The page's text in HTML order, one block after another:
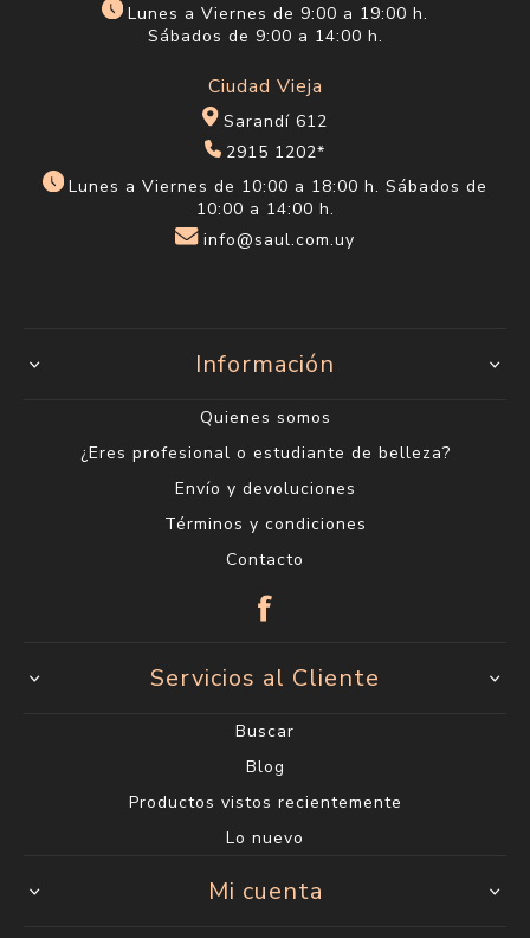
Lunes a Viernes de 9:00 a 19:00 h.
Sábados de 9:00 a 14:00 h.
Ciudad Vieja
Sarandí 612
2915 1202*
Lunes a Viernes de 10:00 a 18:00 h. Sábados de
10:00 a 14:00 h.
info@saul.com.uy
Información
Quienes somos
¿Eres profesional o estudiante de belleza?
Envío y devoluciones
Términos y condiciones
Contacto
Servicios al Cliente
Buscar
Blog
Productos vistos recientemente
Lo nuevo
Mi cuenta